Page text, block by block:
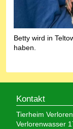
Betty wird in
haben.
Kontakt
Tierheim
Verlorenwasser